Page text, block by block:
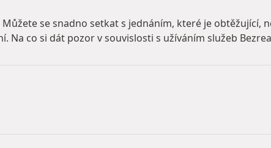
se snadno setkat s jednáním, které je obtěžující,
Na co si dát pozor v souvislosti s užíváním služeb